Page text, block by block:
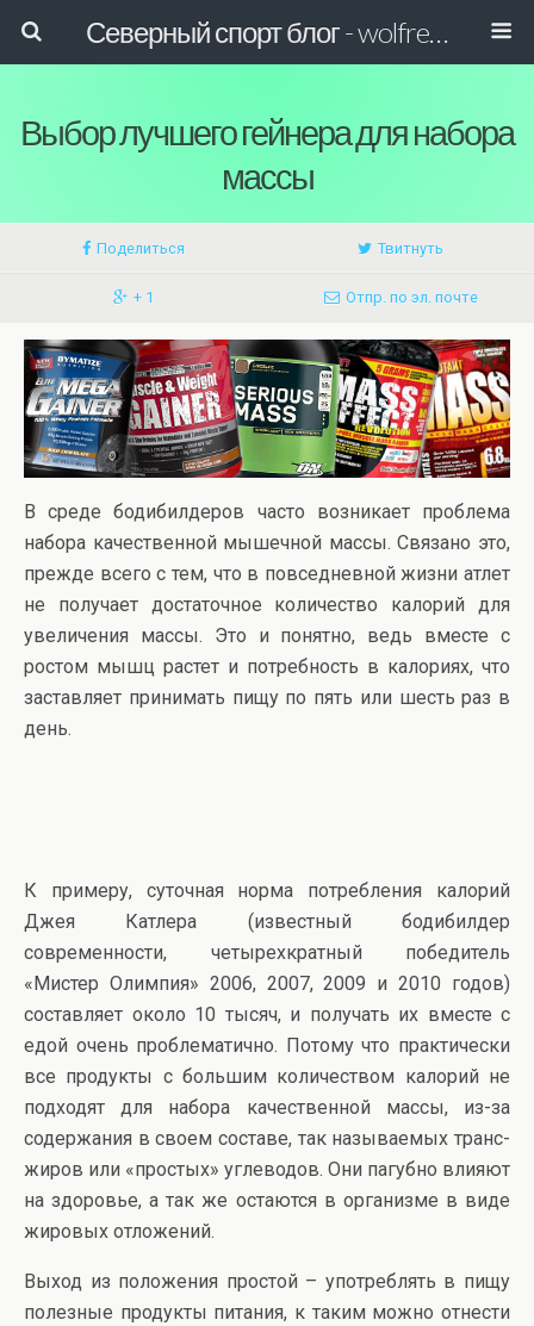
Северный спорт блог - wolfreactor
Выбор лучшего гейнера для набора
массы
Поделиться Твитнуть
+ 1 Отпр. по эл. почте
В среде бодибилдеров часто возникает проблема
набора качественной мышечной массы. Связано это,
прежде всего с тем, что в повседневной жизни атлет
не получает достаточное количество калорий для
увеличения массы. Это и понятно, ведь вместе с
ростом мышц растет и потребность в калориях, что
заставляет принимать пищу по пять или шесть раз в
день.
К примеру, суточная норма потребления калорий
Джея Катлера (известный бодибилдер
современности, четырехкратный победитель
«Мистер Олимпия» 2006, 2007, 2009 и 2010 годов)
составляет около 10 тысяч, и получать их вместе с
едой очень проблематично. Потому что практически
все продукты с большим количеством калорий не
подходят для набора качественной массы, из-за
содержания в своем составе, так называемых транс-
жиров или «простых» углеводов. Они пагубно влияют
на здоровье, а так же остаются в организме в виде
жировых отложений.
Выход из положения простой – употреблять в пищу
полезные продукты питания, к таким можно отнести